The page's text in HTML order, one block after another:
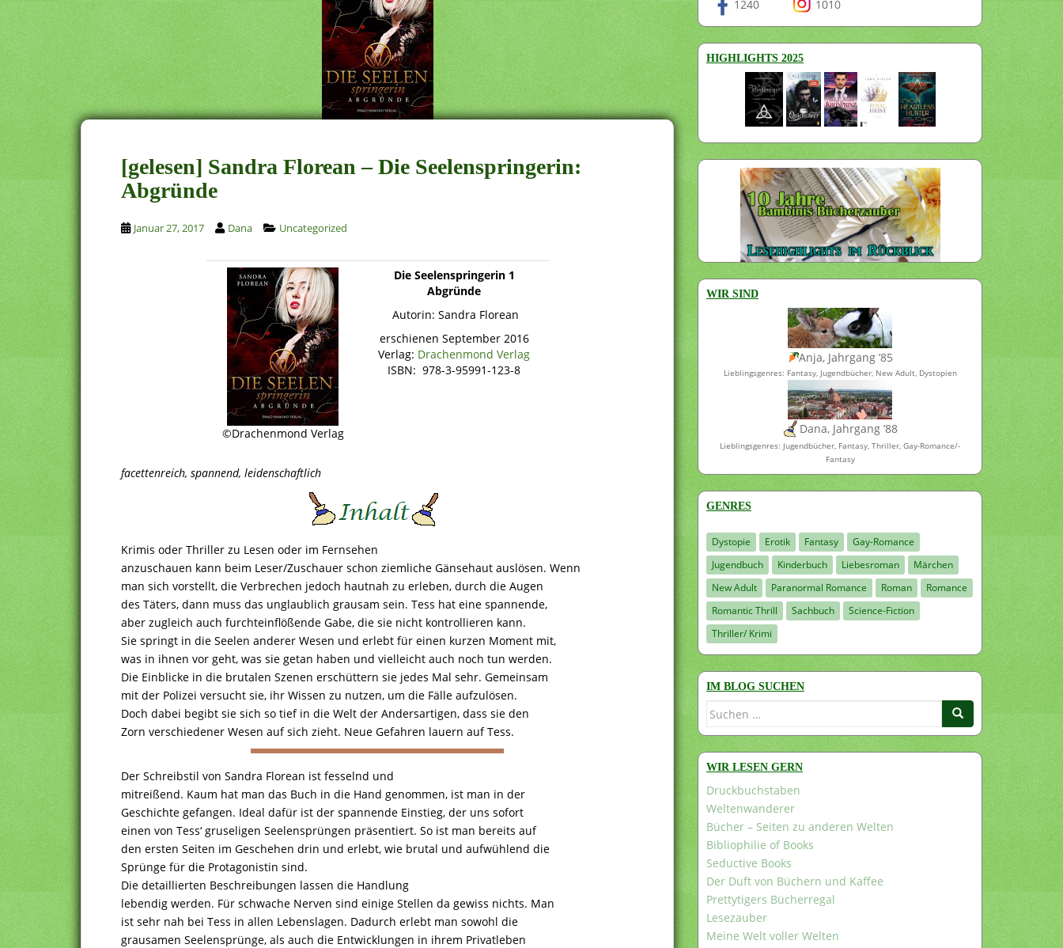
[gelesen] Sandra Florean – Die Seelenspringerin:
Abgründe
Januar 27, 2017 Dana Uncategorized
©Drachenmond Verlag
Die Seelenspringerin 1
Abgründe
Autorin: Sandra Florean
erschienen September 2016
Verlag: Drachenmond Verlag
ISBN: 978-3-95991-123-8
facettenreich, spannend, leidenschaftlich
Krimis oder Thriller zu Lesen oder im Fernsehen
anzuschauen kann beim Leser/Zuschauer schon ziemliche Gänsehaut auslösen. Wenn
man sich vorstellt, die Verbrechen jedoch hautnah zu erleben, durch die Augen
des Täters, dann muss das unglaublich grausam sein. Tess hat eine spannende,
aber zugleich auch furchteinflößende Gabe, die sie nicht kontrollieren kann.
Sie springt in die Seelen anderer Wesen und erlebt für einen kurzen Moment mit,
was in ihnen vor geht, was sie getan haben und vielleicht auch noch tun werden.
Die Einblicke in die brutalen Szenen erschüttern sie jedes Mal sehr. Gemeinsam
mit der Polizei versucht sie, ihr Wissen zu nutzen, um die Fälle aufzulösen.
Doch dabei begibt sie sich so tief in die Welt der Andersartigen, dass sie den
Zorn verschiedener Wesen auf sich zieht. Neue Gefahren lauern auf Tess.
Der Schreibstil von Sandra Florean ist fesselnd und
mitreißend. Kaum hat man das Buch in die Hand genommen, ist man in der
Geschichte gefangen. Ideal dafür ist der spannende Einstieg, der uns sofort
einen von Tess‘ gruseligen Seelensprüngen präsentiert. So ist man bereits auf
den ersten Seiten im Geschehen drin und erlebt, wie brutal und aufwühlend die
Sprünge für die Protagonistin sind.
Die detaillierten Beschreibungen lassen die Handlung
lebendig werden. Für schwache Nerven sind einige Stellen da gewiss nichts. Man
ist sehr nah bei Tess in allen Lebenslagen. Dadurch erlebt man sowohl die
grausamen Seelensprünge, als auch die Entwicklungen in ihrem Privatleben
1240 1010
HIGHLIGHTS 2025
WIR SIND
Anja, Jahrgang ’85
Lieblingsgenres: Fantasy, Jugendbücher, New Adult, Dystopien
Dana, Jahrgang ’88
Lieblingsgenres: Jugendbücher, Fantasy, Thriller, Gay-Romance/-
Fantasy
GENRES
Dystopie Erotik Fantasy
Gay-Romance
Jugendbuch
Kinderbuch Liebesroman
Märchen
New Adult
Paranormal Romance Roman
Romance
Romantic Thrill
Sachbuch
Science-Fiction
Thriller/ Krimi
IM BLOG SUCHEN
Suchen
WIR LESEN GERN
Druckbuchstaben
Weltenwanderer
Bücher – Seiten zu anderen Welten
Bibliophilie of Books
Seductive Books
Der Duft von Büchern und Kaffee
Prettytigers Bücherregal
Lesezauber
Meine Welt voller Welten